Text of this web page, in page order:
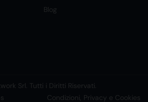
Blog
Srl. Tutti i Diritti Riservati.
Condizioni, Privacy e Cookies